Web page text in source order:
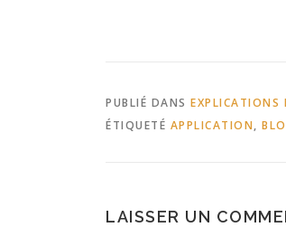
PUBLIÉ DANS EXPLICATIONS
ÉTIQUETÉ APPLICATION,
LAISSER UN